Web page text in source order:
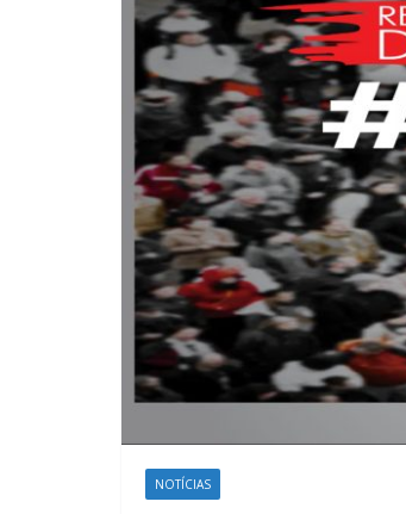
NOTÍCIAS